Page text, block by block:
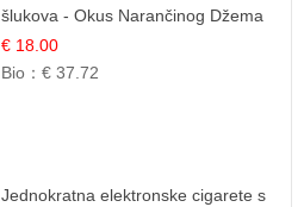
šlukova - Okus Narančinog Džema
| Dugotrajno Iskustvo
€ 18.00
Bio：€ 37.72
Jednokratna elektronske cigarete s